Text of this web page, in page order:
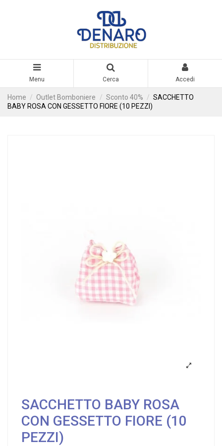
Menu Cerca Accedi
Home Outlet Bomboniere Sconto 40%
SACCHETTO
BABY ROSA CON GESSETTO FIORE (10 PEZZI)
SACCHETTO BABY ROSA
CON GESSETTO FIORE (10
PEZZI)